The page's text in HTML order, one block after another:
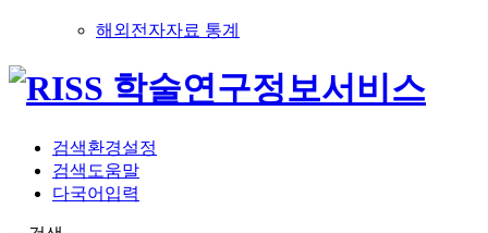
해외전자자료 통계
검색환경설정
검색도움말
다국어입력